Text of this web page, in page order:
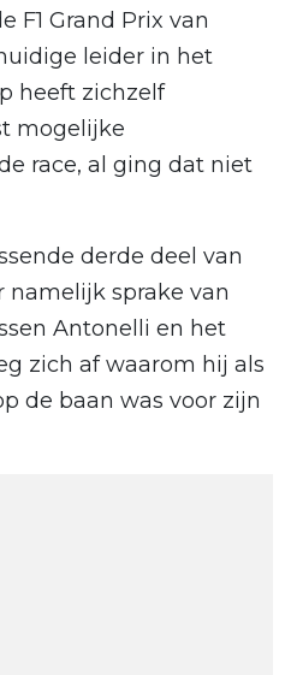
F1 Grand Prix van
leider in het
heeft zichzelf
mogelijke
race, al ging dat niet
derde deel van
namelijk sprake van
Antonelli en het
zich af waarom hij als
de baan was voor zijn